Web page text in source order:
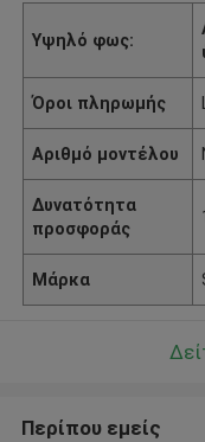
Υψηλό φως:
Όροι πληρωμής
Αριθμό μοντέλου
Δυνατότητα
προσφοράς
Μάρκα
Περίπου εμείς